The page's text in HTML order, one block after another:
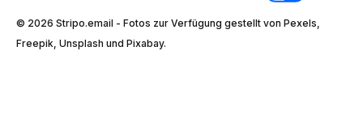
© 2026 Stripо.email - Fotos zur Verfügung gestellt von Pexels,
Freepik, Unsplash und Pixabay.